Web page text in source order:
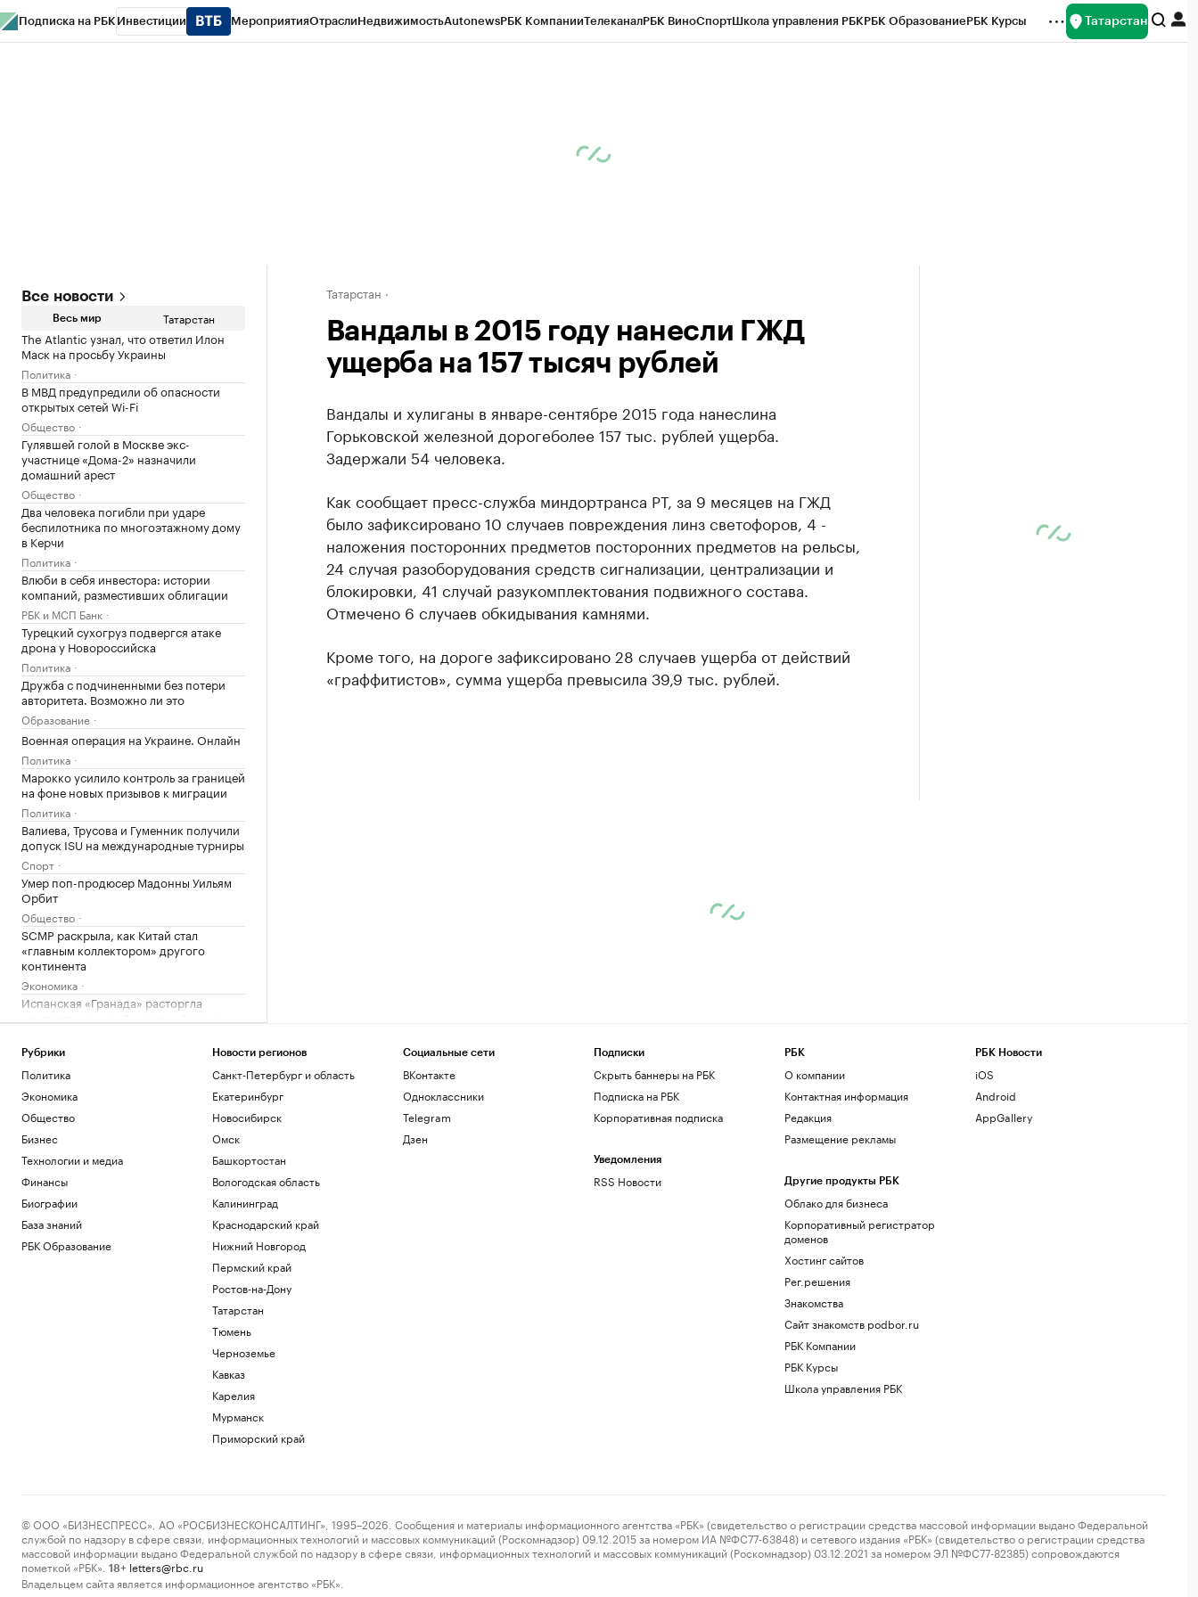
Подписка на РБК Инвестиции МероприятияОтраслиНедвижимостьAutonewsРБК КомпанииТелеканалРБК ВиноСпортШкола управления РБКРБК ОбразованиеРБК Курсы Татарстан
Все новости
Весь мир Татарстан
The Atlantic узнал, что ответил Илон
Маск на просьбу Украины
Политика
В МВД предупредили об опасности
открытых сетей Wi-Fi
Общество
Гулявшей голой в Москве экс-
участнице «Дома-2» назначили
домашний арест
Общество
Два человека погибли при ударе
беспилотника по многоэтажному дому
в Керчи
Политика
Влюби в себя инвестора: истории
компаний, разместивших облигации
РБК и МСП Банк
Турецкий сухогруз подвергся атаке
дрона у Новороссийска
Политика
Дружба с подчиненными без потери
авторитета. Возможно ли это
Образование
Военная операция на Украине. Онлайн
Политика
Марокко усилило контроль за границей
на фоне новых призывов к миграции
Политика
Валиева, Трусова и Гуменник получили
допуск ISU на международные турниры
Спорт
Умер поп-продюсер Мадонны Уильям
Орбит
Общество
SCMP раскрыла, как Китай стал
«главным коллектором» другого
континента
Экономика
Испанская «Гранада» расторгла
Школьники из России стали
чемпионами Международной
олимпиады по ИИ
Общество
FT рассказала о «маленькой Спарте»,
бросившей вызов всему нефтяному
миру
Предложенная во главу ФИФА
норвежка призвала Инфантино уйти в
отставку
Спорт
Финляндия закрыла проходы для дичи
В Казани пятилетний ребенок упал с 10
Татарстан
Вандалы в 2015 году нанесли ГЖД
ущерба на 157 тысяч рублей
Вандалы и хулиганы в январе-сентябре 2015 года нанеслина
Горьковской железной дорогеболее 157 тыс. рублей ущерба.
Задержали 54 человека.
Как сообщает пресс-служба миндортранса РТ, за 9 месяцев на ГЖД
было зафиксировано 10 случаев повреждения линз светофоров, 4 -
наложения посторонних предметов посторонних предметов на рельсы,
24 случая разоборудования средств сигнализации, централизации и
блокировки, 41 случай разукомплектования подвижного состава.
Отмечено 6 случаев обкидывания камнями.
Кроме того, на дороге зафиксировано 28 случаев ущерба от действий
«граффитистов», сумма ущерба превысила 39,9 тыс. рублей.
Рубрики
Политика
Экономика
Общество
Бизнес
Технологии и медиа
Финансы
Биографии
База знаний
РБК Образование
Новости регионов
Санкт-Петербург и область
Екатеринбург
Новосибирск
Омск
Башкортостан
Вологодская область
Калининград
Краснодарский край
Нижний Новгород
Пермский край
Ростов-на-Дону
Татарстан
Тюмень
Черноземье
Кавказ
Карелия
Мурманск
Приморский край
Социальные сети
ВКонтакте
Одноклассники
Telegram
Дзен
Подписки
Скрыть баннеры на РБК
Подписка на РБК
Корпоративная подписка
Уведомления
RSS Новости
РБК
О компании
Контактная информация
Редакция
Размещение рекламы
Другие продукты РБК
Облако для бизнеса
Корпоративный регистратор
доменов
Хостинг сайтов
Рег.решения
Знакомства
Сайт знакомств podbor.ru
РБК Компании
РБК Курсы
Школа управления РБК
РБК Новости
iOS
Android
AppGallery
© ООО «БИЗНЕСПРЕСС», АО «РОСБИЗНЕСКОНСАЛТИНГ», 1995–2026. Сообщения и материалы информационного агентства «РБК» (свидетельство о регистрации средства массовой информации выдано Федеральной
службой по надзору в сфере связи, информационных технологий и массовых коммуникаций (Роскомнадзор) 09.12.2015 за номером ИА №ФС77-63848) и сетевого издания «РБК» (свидетельство о регистрации средства
массовой информации выдано Федеральной службой по надзору в сфере связи, информационных технологий и массовых коммуникаций (Роскомнадзор) 03.12.2021 за номером ЭЛ №ФС77-82385) сопровождаются
пометкой «РБК».
18+ letters@rbc.ru
Владельцем сайта является информационное агентство «РБК».